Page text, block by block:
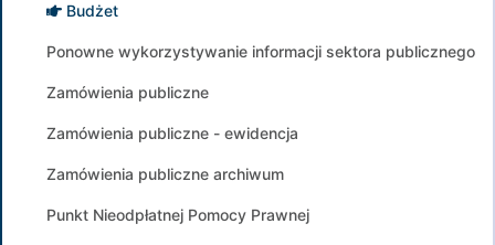
Budżet
Ponowne wykorzystywanie informacji sektora publicznego
Zamówienia publiczne
Zamówienia publiczne - ewidencja
Zamówienia publiczne archiwum
Punkt Nieodpłatnej Pomocy Prawnej